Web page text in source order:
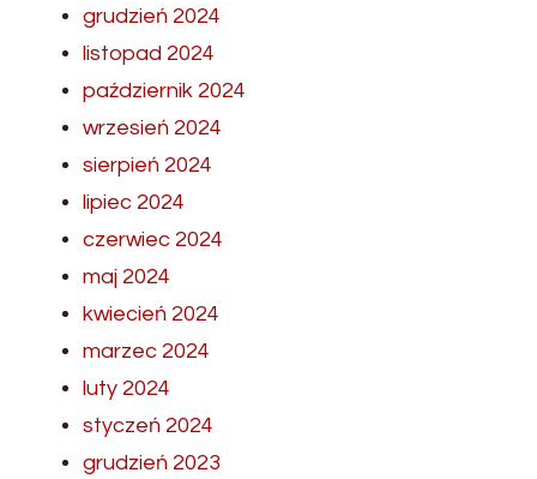
grudzień 2024
listopad 2024
październik 2024
wrzesień 2024
sierpień 2024
lipiec 2024
czerwiec 2024
maj 2024
kwiecień 2024
marzec 2024
luty 2024
styczeń 2024
grudzień 2023